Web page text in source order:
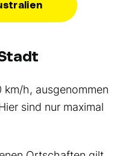
km/h, ausgenommen
sind nur maximal